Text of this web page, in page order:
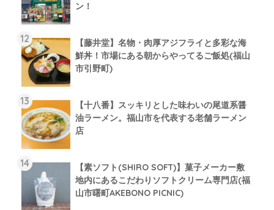
ン！
【藤井堂】名物・肉厚アジフライと多彩な海
鮮丼！市場にある朝からやってるご飯処(福山
市引野町)
【十八番】スッキリとした味わいの尾道系醤
油ラーメン。福山市を代表する老舗ラーメン
店
【素ソフト(SHIRO SOFT)】菓子メーカー敷
地内にあるこだわりソフトクリーム専門店(福
山市曙町AKEBONO PICNIC)